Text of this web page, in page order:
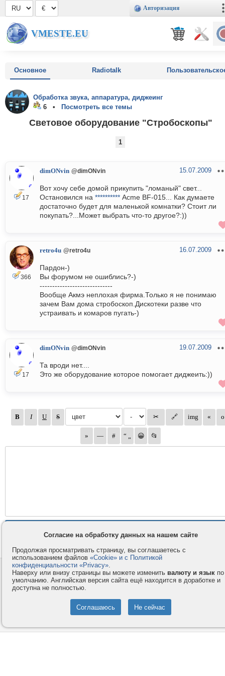
Авторизация
VMESTE.EU
Основное Radiotalk
Обработка звука, аппаратура, диджеинг
6 •
Посмотреть все темы
Световое оборудование "Стробоскопы"
1
17
dimONvin @dimONvin 15.07.2009
Вот хочу себе домой прикупить "ломаный" свет...
Остановился на ********** Acme BF-015... Как думаете
достаточно будет для маленькой комнатки? Стоит ли
покупать?...Может выбрать что-то другое?:))
366
retro4u @retro4u 16.07.2009
Пардон-)
Вы форумом не ошиблись?-)
-----------------------------
Вообще Акмэ неплохая фирма.Только я не понимаю
зачем Вам дома стробоскоп.Дискотеки разве что
устраивать и комаров пугать-)
17
dimONvin @dimONvin 19.07.2009
Та вроди нет....
Это же оборудование которое помогает диджеить:))
Контакты
Компания
Privacy и Cookie
Правила и условия
Форумы
Согласие на обработку данных на нашем сайте
Продолжая просматривать страницу, вы соглашаетесь с
использованием файлов «Cookie» и с Политикой
конфиденциальности «Privacy».
Наверху или внизу страницы вы можете изменить валюту и язык по
умолчанию. Английская версия сайта ещё находится в доработке и
доступна не полностью.